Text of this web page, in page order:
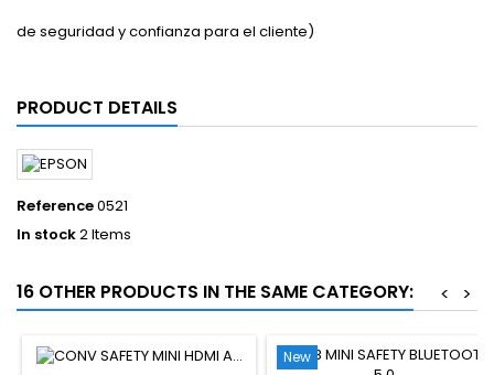
de seguridad y confianza para el cliente)
PRODUCT DETAILS
Reference0521
In stock2 Items
16 OTHER PRODUCTS IN THE SAME CATEGORY: >
<
New